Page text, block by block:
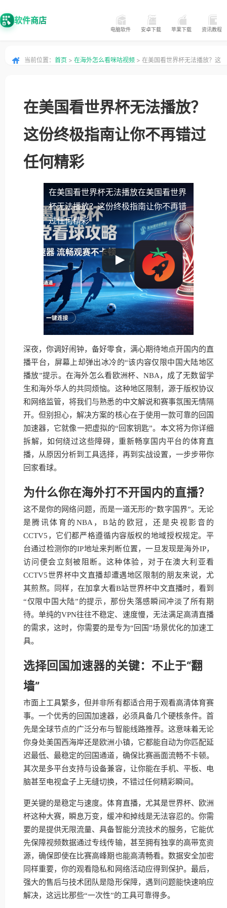
软件商店
电脑软件 安卓下载 苹果下载 资讯教程
当前位置： 首页 > 在海外怎么看咪咕视频 > 在美国看世界杯无法播放？这
在美国看世界杯无法播放？
这份终极指南让你不再错过
任何精彩
在美国看世界杯无法播放在美国看世界
杯无法播放？这份终极指南让你不再错
过任何精彩
深夜，你调好闹钟，备好零食，满心期待地点开国内的直
播平台，屏幕上却弹出冰冷的“该内容仅限中国大陆地区
播放”提示。在海外怎么看欧洲杯、NBA，成了无数留学
生和海外华人的共同烦恼。这种地区限制，源于版权协议
和网络监管，将我们与熟悉的中文解说和赛事氛围无情隔
开。但别担心，解决方案的核心在于使用一款可靠的回国
加速器，它就像一把虚拟的“回家钥匙”。本文将为你详细
拆解，如何绕过这些障碍，重新畅享国内平台的体育直
播，从原因分析到工具选择，再到实战设置，一步步带你
回家看球。
为什么你在海外打不开国内的直播？
这不是你的网络问题，而是一道无形的“数字国界”。无论
是腾讯体育的NBA，B站的欧冠，还是央视影音的
CCTV5，它们都严格遵循内容版权的地域授权规定。平
台通过检测你的IP地址来判断位置，一旦发现是海外IP，
访问便会立刻被阻断。这种体验，对于在澳大利亚看
CCTV5世界杯中文直播却遭遇地区限制的朋友来说，尤
其煎熬。同样，在加拿大看B站世界杯中文直播时，看到
“仅限中国大陆”的提示，那份失落感瞬间冲淡了所有期
待。单纯的VPN往往不稳定、速度慢，无法满足高清直播
的需求，这时，你需要的是专为“回国”场景优化的加速工
具。
选择回国加速器的关键：不止于“翻
墙”
市面上工具繁多，但并非所有都适合用于观看高清体育赛
事。一个优秀的回国加速器，必须具备几个硬核条件。首
先是全球节点的广泛分布与智能线路推荐。这意味着无论
你身处美国西海岸还是欧洲小镇，它都能自动为你匹配延
迟最低、最稳定的回国通道，确保比赛画面流畅不卡顿。
其次是多平台支持与设备兼容，让你能在手机、平板、电
脑甚至电视盒子上无缝切换，不错过任何精彩瞬间。
更关键的是稳定与速度。体育直播，尤其是世界杯、欧洲
杯这种大赛，瞬息万变，缓冲和掉线是无法容忍的。你需
要的是提供无限流量、具备智能分流技术的服务，它能优
先保障视频数据通过专线传输，甚至拥有独享的高带宽资
源，确保即使在比赛高峰期也能高清畅看。数据安全加密
同样重要，你的观看隐私和网络活动应得到保护。最后，
强大的售后与技术团队是隐形保障，遇到问题能快速响应
解决，这远比那些“一次性”的工具可靠得多。